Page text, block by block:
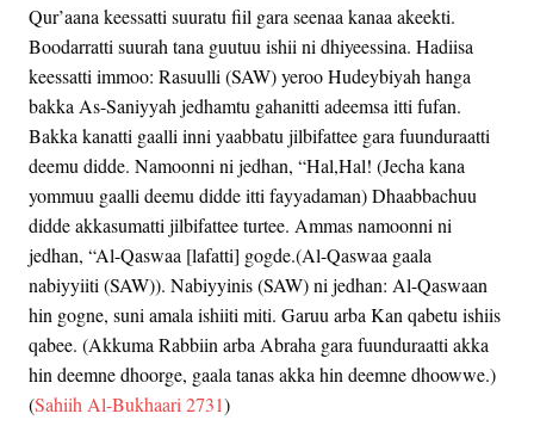
Qur’aana keessatti suuratu fiil gara seenaa kanaa akeekti.
Boodarratti suurah tana guutuu ishii ni dhiyeessina. Hadiisa
keessatti immoo: Rasuulli (SAW) yeroo Hudeybiyah hanga
bakka As-Saniyyah jedhamtu gahanitti adeemsa itti fufan.
Bakka kanatti gaalli inni yaabbatu jilbifattee gara fuunduraatti
deemu didde. Namoonni ni jedhan, “Hal,Hal! (Jecha kana
yommuu gaalli deemu didde itti fayyadaman) Dhaabbachuu
didde akkasumatti jilbifattee turtee. Ammas namoonni ni
jedhan, “Al-Qaswaa [lafatti] gogde.(Al-Qaswaa gaala
nabiyyiiti (SAW)). Nabiyyinis (SAW) ni jedhan: Al-Qaswaan
hin gogne, suni amala ishiiti miti. Garuu arba Kan qabetu ishiis
qabee. (Akkuma Rabbiin arba Abraha gara fuunduraatti akka
hin deemne dhoorge, gaala tanas akka hin deemne dhoowwe.)
(Sahiih Al-Bukhaari 2731)